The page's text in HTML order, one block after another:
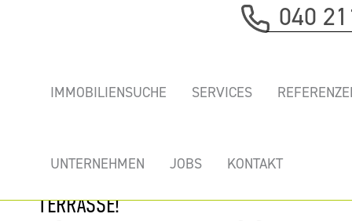
040
IMMOBILIENSUCHE SERVICES
UNTERNEHMEN JOBS KONTAKT
„34HAMMERBROOK”
TIEFGARAGE,
TERRASSE!